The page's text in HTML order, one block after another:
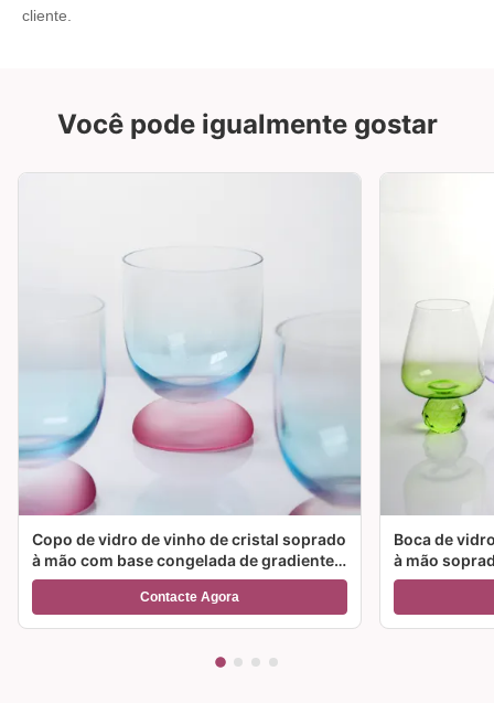
cliente.
Você pode igualmente gostar
Copo de vidro de vinho de cristal soprado
à mão com base congelada de gradiente
de duas cores e capacidade de 300 ml
para cocktail de vinho e decoração
Contacte Agora
Boca de
à mão
cor e